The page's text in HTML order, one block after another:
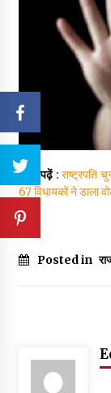
ये भी पढ़ें: राष्ट्रपति
67 विधायकों ने डाला
Posted in